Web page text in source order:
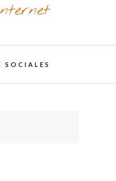
SOCIALES